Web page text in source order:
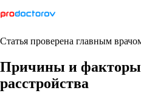
Статья проверена главным
Причины и факторы
расстройства